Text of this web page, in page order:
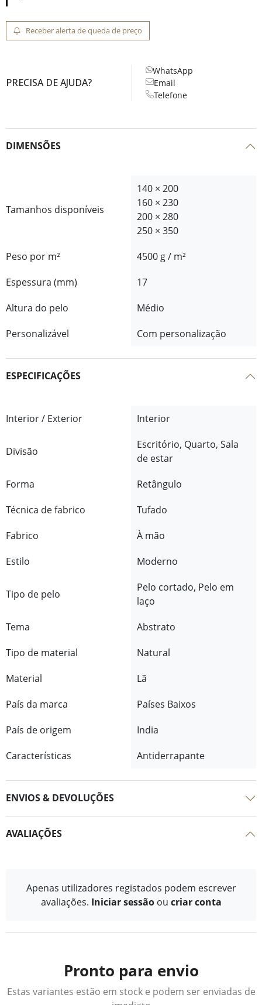
Receber alerta de queda de preço
PRECISA DE AJUDA?
WhatsApp
Email
Telefone
DIMENSÕES
Tamanhos disponíveis
140 × 200
160 × 230
200 × 280
250 × 350
Peso por m²
4500 g / m²
Espessura (mm)
17
Altura do pelo
Médio
Personalizável
Com personalização
ESPECIFICAÇÕES
Interior / Exterior Interior
Divisão
Escritório, Quarto, Sala
de estar
Forma
Retângulo
Técnica de fabrico
Tufado
Fabrico
À mão
Estilo
Moderno
Tipo de pelo
Pelo cortado, Pelo em
laço
Tema
Abstrato
Tipo de material
Natural
Material
Lã
País da marca
Países Baixos
País de origem
India
Características
Antiderrapante
ENVIOS & DEVOLUÇÕES
AVALIAÇÕES
Apenas utilizadores registados podem escrever
avaliações. Iniciar sessão ou criar conta
Pronto para envio
Estas variantes estão em stock e podem ser enviadas de